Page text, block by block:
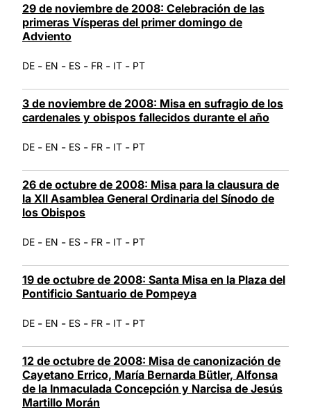
29 de noviembre de 2008: Celebración de las
primeras Vísperas del primer domingo de
Adviento
DE - EN - ES - FR - IT - PT
3 de noviembre de 2008: Misa en sufragio de los
cardenales y obispos fallecidos durante el año
DE - EN - ES - FR - IT - PT
26 de octubre de 2008: Misa para la clausura de
la XII Asamblea General Ordinaria del Sínodo de
los Obispos
DE - EN - ES - FR - IT - PT
19 de octubre de 2008: Santa Misa en la Plaza del
Pontificio Santuario de Pompeya
DE - EN - ES - FR - IT - PT
12 de octubre de 2008: Misa de canonización de
Cayetano Errico, María Bernarda Bütler, Alfonsa
de la Inmaculada Concepción y Narcisa de Jesús
Martillo Morán